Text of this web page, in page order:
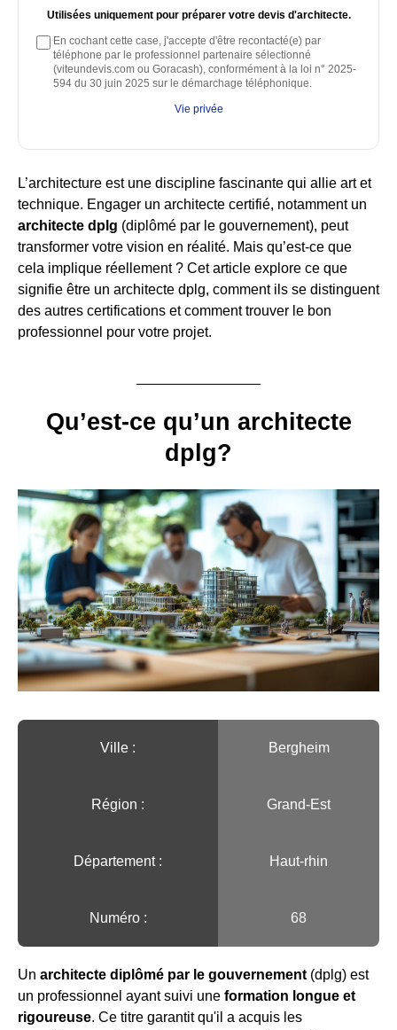
Utilisées uniquement pour préparer votre devis d'architecte.
En cochant cette case, j'accepte d'être recontacté(e) par
téléphone par le professionnel partenaire sélectionné
(viteundevis.com ou Goracash), conformément à la loi n° 2025-
594 du 30 juin 2025 sur le démarchage téléphonique.
Vie privée
L’architecture est une discipline fascinante qui allie art et
technique. Engager un architecte certifié, notamment un
architecte dplg (diplômé par le gouvernement), peut
transformer votre vision en réalité. Mais qu’est-ce que
cela implique réellement ? Cet article explore ce que
signifie être un architecte dplg, comment ils se distinguent
des autres certifications et comment trouver le bon
professionnel pour votre projet.
Qu’est-ce qu’un architecte
dplg?
Ville :️ Bergheim
Région :️ Grand-Est
Département : Haut-rhin
Numéro : 68
Un architecte diplômé par le gouvernement (dplg) est
un professionnel ayant suivi une formation longue et
rigoureuse. Ce titre garantit qu'il a acquis les